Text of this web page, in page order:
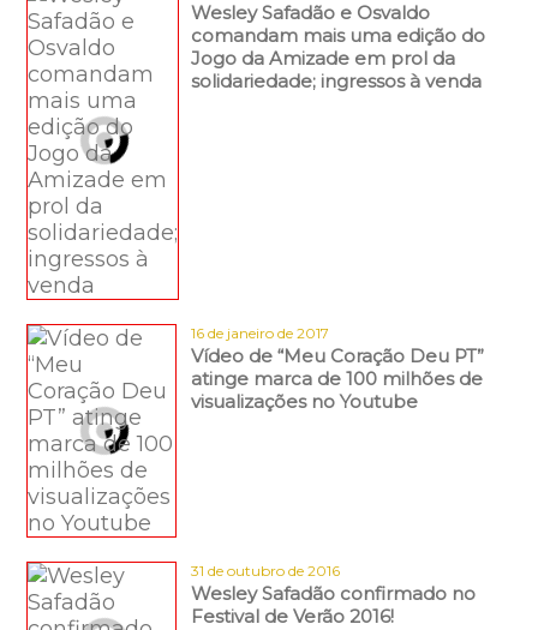
Wesley Safadão e Osvaldo
comandam mais uma edição do
Jogo da Amizade em prol da
solidariedade; ingressos à venda
16 de janeiro de 2017
Vídeo de “Meu Coração Deu PT”
atinge marca de 100 milhões de
visualizações no Youtube
31 de outubro de 2016
Wesley Safadão confirmado no
Festival de Verão 2016!